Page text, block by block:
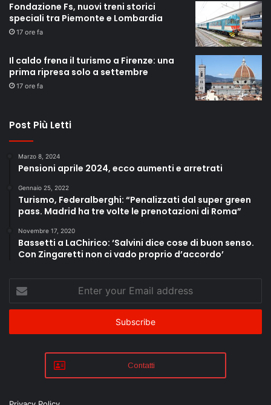
Fondazione Fs, nuovi treni storici
speciali tra Piemonte e Lombardia
17 ore fa
Il caldo frena il turismo a Firenze: una
prima ripresa solo a settembre
17 ore fa
Post Più Letti
Marzo 8, 2024
Pensioni aprile 2024, ecco aumenti e arretrati
Gennaio 25, 2022
Turismo, Federalberghi: “Penalizzati dal super green
pass. Madrid ha tre volte le prenotazioni di Roma”
Novembre 17, 2020
Bassetti a LaChirico: ‘Salvini dice cose di buon senso.
Con Zingaretti non ci vado proprio d’accordo’
Enter
your
Email
Contatti